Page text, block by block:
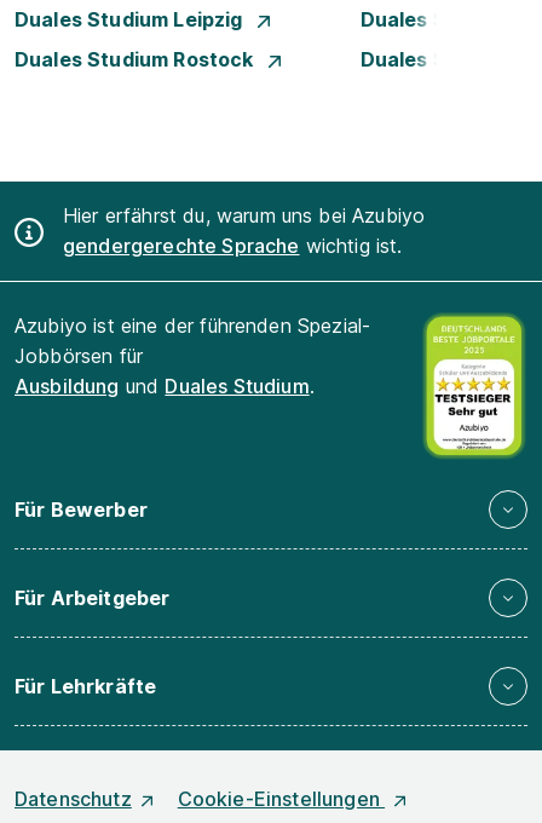
Duales Studium Leipzig
Duales Studium
Duales Studium Rostock
Duales Studium
Hier erfährst du, warum uns bei Azubiyo
gendergerechte Sprache wichtig ist.
Azubiyo ist eine der führenden Spezial-
Jobbörsen für
Ausbildung und Duales Studium.
Für Bewerber
Für Arbeitgeber
Für Lehrkräfte
Datenschutz Cookie-Einstellungen